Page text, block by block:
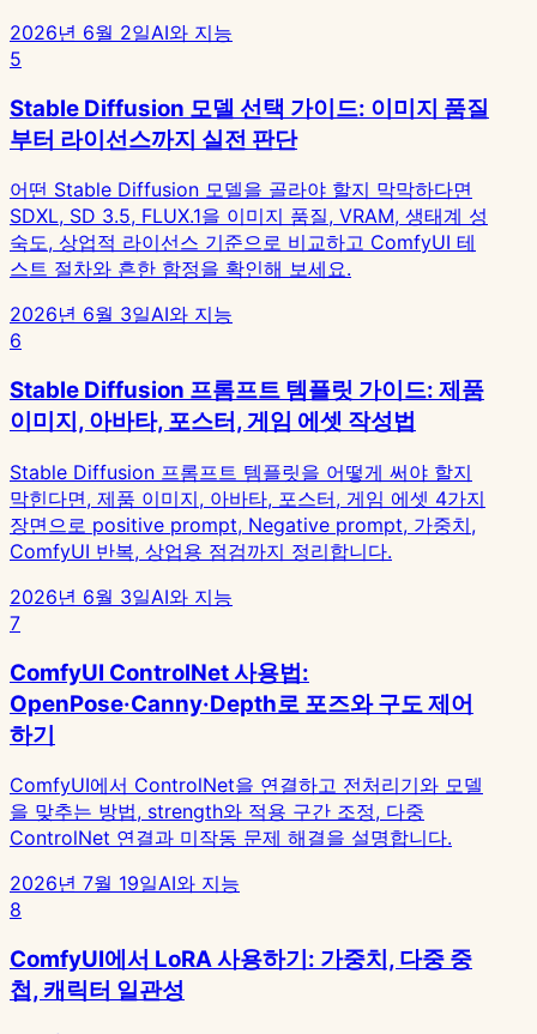
2026년 6월 2일AI와 지능
5
Stable Diffusion 모델 선택 가이드: 이미지 품질
부터 라이선스까지 실전 판단
어떤 Stable Diffusion 모델을 골라야 할지 막막하다면
SDXL, SD 3.5, FLUX.1을 이미지 품질, VRAM, 생태계 성
숙도, 상업적 라이선스 기준으로 비교하고 ComfyUI 테
스트 절차와 흔한 함정을 확인해 보세요.
2026년 6월 3일AI와 지능
6
Stable Diffusion 프롬프트 템플릿 가이드: 제품
이미지, 아바타, 포스터, 게임 에셋 작성법
Stable Diffusion 프롬프트 템플릿을 어떻게 써야 할지
막힌다면, 제품 이미지, 아바타, 포스터, 게임 에셋 4가지
장면으로 positive prompt, Negative prompt, 가중치,
ComfyUI 반복, 상업용 점검까지 정리합니다.
2026년 6월 3일AI와 지능
7
ComfyUI ControlNet 사용법:
OpenPose·Canny·Depth로 포즈와 구도 제어
하기
ComfyUI에서 ControlNet을 연결하고 전처리기와 모델
을 맞추는 방법, strength와 적용 구간 조정, 다중
ControlNet 연결과 미작동 문제 해결을 설명합니다.
2026년 7월 19일AI와 지능
8
ComfyUI에서 LoRA 사용하기: 가중치, 다중 중
첩, 캐릭터 일관성